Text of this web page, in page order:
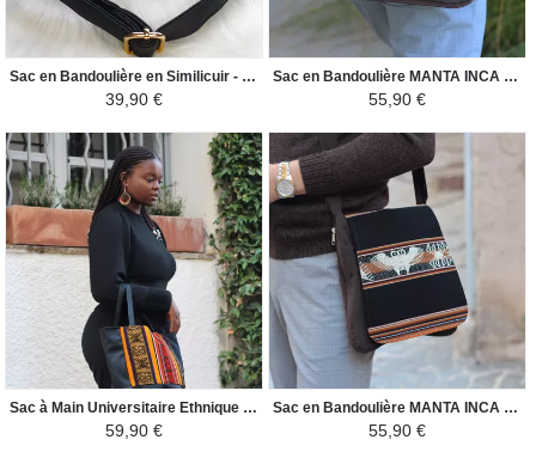
Sac en Bandoulière en Similicuir - Rond - Rouge / Coloré
39,90 €
Sac en Bandoulière MANTA INCA - Pour Homme Faune - Noir / Marron
55,90 €
Sac à Main Universitaire Ethnique XL - Tissu Péruvien - Jaune et Rouge Coloré
59,90 €
Sac en Bandoulière MANTA INCA - Pour Homme Oiseaux Nazca - Marron / Noir
55,90 €